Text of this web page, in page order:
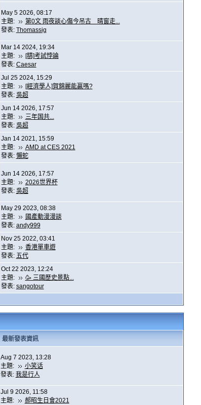
May 5 2026, 08:17
主題:
第0文 雨夜談心傷今吊古 晴窗走...
發表: Thomassig
Mar 14 2024, 19:34
主題:
[精]考試悖論
發表: Caesar
Jul 25 2024, 15:29
主題:
[經濟學人]賀錦麗能贏嗎?
發表: 吳超
Jun 14 2026, 17:57
主題:
三年国共...
發表: 吳超
Jan 14 2021, 15:59
主題:
AMD at CES 2021
發表: 懶蛇
Jun 14 2026, 17:57
主題:
2026世界杯
發表: 吳超
May 29 2023, 08:38
主題:
國產動漫漫談
發表: andy999
Nov 25 2022, 03:41
主題:
香港單車遊
發表: 五代
Oct 22 2023, 12:24
主題:
🥳 三國歷史景點...
發表: sangotour
最新發表資訊
Aug 7 2023, 13:28
主題:
小笑话
發表: 我是行人
Jul 9 2026, 11:58
主題:
郝昭生日會2021